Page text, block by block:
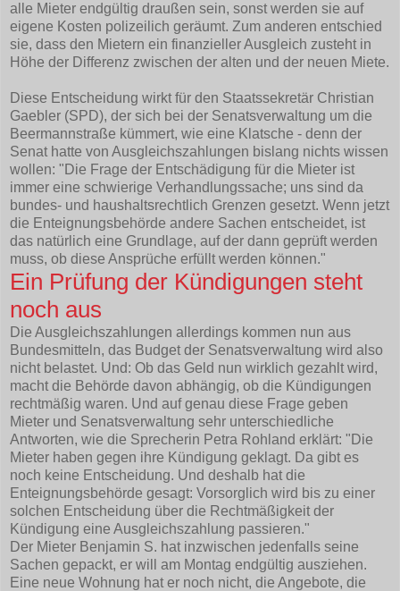
alle Mieter endgültig draußen sein, sonst werden sie auf
eigene Kosten polizeilich geräumt. Zum anderen entschied
sie, dass den Mietern ein finanzieller Ausgleich zusteht in
Höhe der Differenz zwischen der alten und der neuen Miete.
Diese Entscheidung wirkt für den Staatssekretär Christian
Gaebler (SPD), der sich bei der Senatsverwaltung um die
Beermannstraße kümmert, wie eine Klatsche - denn der
Senat hatte von Ausgleichszahlungen bislang nichts wissen
wollen: "Die Frage der Entschädigung für die Mieter ist
immer eine schwierige Verhandlungssache; uns sind da
bundes- und haushaltsrechtlich Grenzen gesetzt. Wenn jetzt
die Enteignungsbehörde andere Sachen entscheidet, ist
das natürlich eine Grundlage, auf der dann geprüft werden
muss, ob diese Ansprüche erfüllt werden können."
Ein Prüfung der Kündigungen steht
noch aus
Die Ausgleichszahlungen allerdings kommen nun aus
Bundesmitteln, das Budget der Senatsverwaltung wird also
nicht belastet. Und: Ob das Geld nun wirklich gezahlt wird,
macht die Behörde davon abhängig, ob die Kündigungen
rechtmäßig waren. Und auf genau diese Frage geben
Mieter und Senatsverwaltung sehr unterschiedliche
Antworten, wie die Sprecherin Petra Rohland erklärt: "Die
Mieter haben gegen ihre Kündigung geklagt. Da gibt es
noch keine Entscheidung. Und deshalb hat die
Enteignungsbehörde gesagt: Vorsorglich wird bis zu einer
solchen Entscheidung über die Rechtmäßigkeit der
Kündigung eine Ausgleichszahlung passieren."
Der Mieter Benjamin S. hat inzwischen jedenfalls seine
Sachen gepackt, er will am Montag endgültig ausziehen.
Eine neue Wohnung hat er noch nicht, die Angebote, die